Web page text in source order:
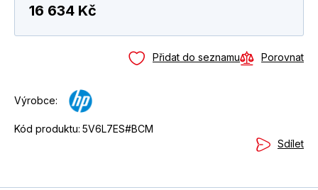
16 634 Kč
Přidat do seznamu Porovnat
Výrobce:
Kód produktu: 5V6L7ES#BCM
Sdílet